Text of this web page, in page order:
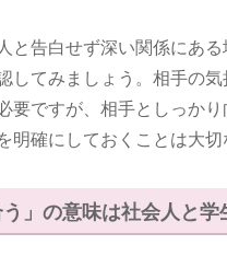
と告白せず深い関係にあ
してみましょう。相手の
要ですが、相手としっか
明確にしておくことは大切
う」の意味は社会人と学